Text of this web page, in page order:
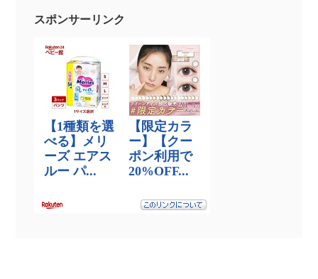
スポンサーリンク